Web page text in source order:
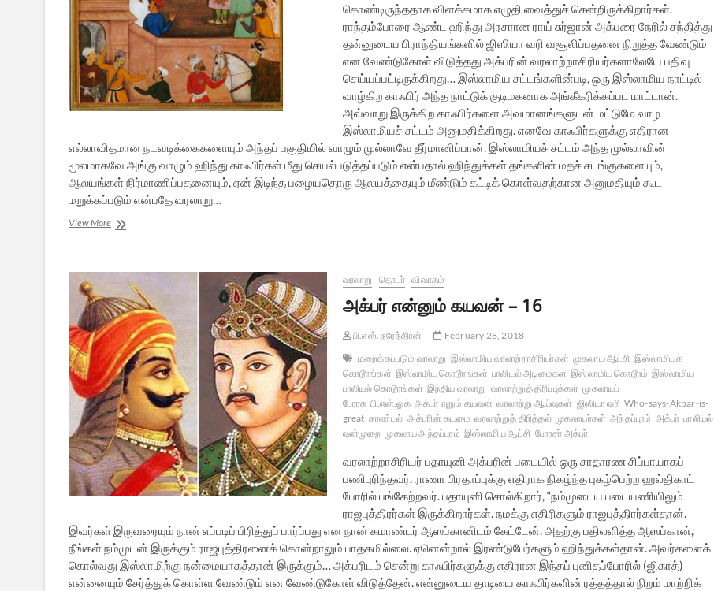
கொண்டிருந்ததாக விளக்கமாக எழுதி வைத்துச் சென்றிருக்கிறார்கள்.
ராந்தம்போரை ஆண்ட ஹிந்து அரசரான ராய் சுர்ஜான் அக்பரை நேரில் சந்தித்து
தன்னுடைய பிராந்தியங்களில் ஜிஸியா வரி வசூலிப்பதனை நிறுத்த வேண்டும்
என வேண்டுகோள் விடுத்தது அக்பரின் வரலாற்றாசிரியர்களாலேயே பதிவு
செய்யப்பட்டிருக்கிறது… இஸ்லாமிய சட்டங்களின்படி, ஒரு இஸ்லாமிய நாட்டில்
வாழ்கிற காஃபிர் அந்த நாட்டுக் குடிமகனாக அங்கீகரிக்கப்பட மாட்டான்.
அவ்வாறு இருக்கிற காஃபிர்களை அவமானங்களுடன் மட்டுமே வாழ
இஸ்லாமியச் சட்டம் அனுமதிக்கிறது. எனவே காஃபிர்களுக்கு எதிரான
எல்லாவிதமான நடவடிக்கைகளையும் அந்தப் பகுதியில் வாழும் முல்லாவே தீர்மானிப்பான். இஸ்லாமியச் சட்டம் அந்த முல்லாவின்
மூலமாகவே அங்கு வாழும் ஹிந்து காஃபிர்கள் மீது செயல்படுத்தப்படும் என்பதால் ஹிந்துக்கள் தங்களின் மதச் சடங்குகளையும்,
ஆலயங்கள் நிர்மாணிப்பதனையும், ஏன் இடிந்த பழையதொரு ஆலயத்தையும் மீண்டும் கட்டிக் கொள்வதற்கான அனுமதியும் கூட
மறுக்கப்படும் என்பதே வரலாறு…
View Moreஅக்பர்
வரலாறு தொடர் விவாதம்
அக்பர் என்னும் கயவன் – 16
பி.எஸ். நரேந்திரன்
February 28, 2018
மறைக்கப்படும் வரலாறு இஸ்லாமிய வரலாற்றாசிரியர்கள் முகலாய ஆட்சி இஸ்லாமியக்
கொடூரங்கள் இஸ்லாமிய கொடூரங்கள் பாலியல் அடிமைகள் இஸ்லாமிய கொடூரம் இஸ்லாமிய
பாலியல் கொடூரங்கள் இந்திய வரலாறு வரலாற்றுத் திரிப்புக்கள் முகலாயப்
பேரரசு பி.என்.ஓக் அக்பர் எனும் கயவன் வரலாற்று ஆய்வுகள் ஜிஸியா வரி Who-says-Akbar-is-
great சுரண்டல் அக்பரின் கயமை வரலாற்றுத் திரித்தல் முகலாயர்கள் அந்தப்புரம் அக்பர் பாலியல்
வன்முறை முகலாய அந்தப்புரம் இஸ்லாமிய ஆட்சி பேரரசர் அக்பர்
வரலாற்றாசிரியர் பதாயுனி அக்பரின் படையில் ஒரு சாதாரண சிப்பாயாகப்
பணிபுரிந்தவர். ராணா பிரதாப்புக்கு எதிராக நிகழ்ந்த புகழ்பெற்ற ஹல்திகாட்
போரில் பங்கேற்றவர். பதாயுனி சொல்கிறார், “நம்முடைய படையணியிலும்
ராஜபுத்திரர்கள் இருக்கிறார்கள். நமக்கு எதிரிகளும் ராஜபுத்திரர்கள்தான்.
இவர்கள் இருவரையும் நான் எப்படிப் பிரித்துப் பார்ப்பது என நான் கமாண்டர் ஆஸப்கானிடம் கேட்டேன். அதற்கு பதிலளித்த ஆஸப்கான்,
நீங்கள் நம்முடன் இருக்கும் ராஜபுத்திரனைக் கொன்றாலும் பாதகமில்லை. ஏனென்றால் இரண்டுபேர்களும் ஹிந்துக்கள்தான். அவர்களைக்
கொல்வது இஸ்லாமிற்கு நன்மையாகத்தான் இருக்கும்… அக்பரிடம் சென்று காஃபிர்களுக்கு எதிரான இந்தப் புனிதப்போரில் (ஜிகாத்)
என்னையும் சேர்த்துக் கொள்ள வேண்டும் என வேண்டுகோள் விடுத்தேன். என்னுடைய தாடியை காஃபிர்களின் ரத்தத்தால் நிறம் மாற்றிக்